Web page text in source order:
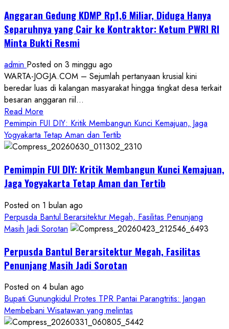
Anggaran Gedung KDMP Rp1,6 Miliar, Diduga Hanya
Separuhnya yang Cair ke Kontraktor: Ketum PWRI RI
Minta Bukti Resmi
admin Posted on 3 minggu ago
WARTA-JOGJA.COM – Sejumlah pertanyaan krusial kini
beredar luas di kalangan masyarakat hingga tingkat desa terkait
besaran anggaran riil...
Read More
more
about
Anggaran
KDMP
Rp1,6
Diduga
Hanya
Separuhnya
Cair
ke
Ketum
PWRI
RI
Minta
Pemimpin FUI DIY: Kritik Membangun Kunci Kemajuan, Jaga
Yogyakarta Tetap Aman dan Tertib
Pemimpin FUI DIY: Kritik Membangun Kunci Kemajuan,
Jaga Yogyakarta Tetap Aman dan Tertib
Posted on 1 bulan ago
Perpusda Bantul Berarsitektur Megah, Fasilitas Penunjang
Masih Jadi Sorotan
Perpusda Bantul Berarsitektur Megah, Fasilitas
Penunjang Masih Jadi Sorotan
Posted on 4 bulan ago
Bupati Gunungkidul Protes TPR Pantai Parangtritis: Jangan
Membebani Wisatawan yang melintas